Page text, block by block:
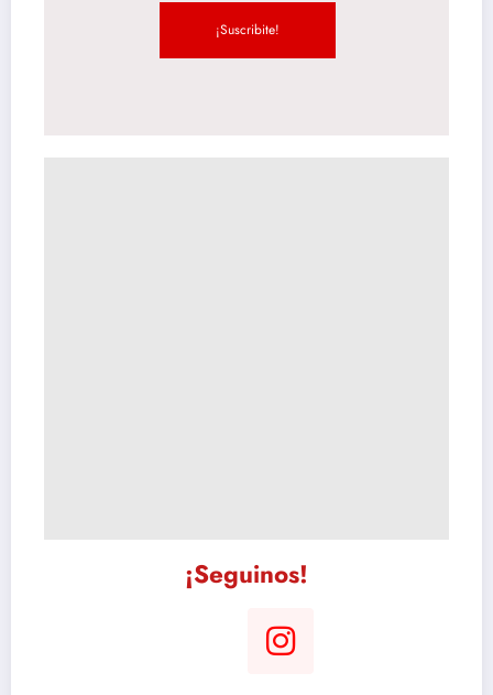
¡Suscribite!
¡Seguinos!